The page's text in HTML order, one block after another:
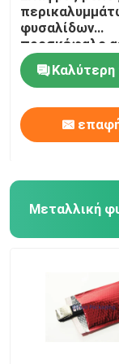
Τσάντες
Τυπωμένο
τσάντες
φυσαλίδων
προσκέφαλο
95x155mm #A
Καλύτερη
Μεταλλική